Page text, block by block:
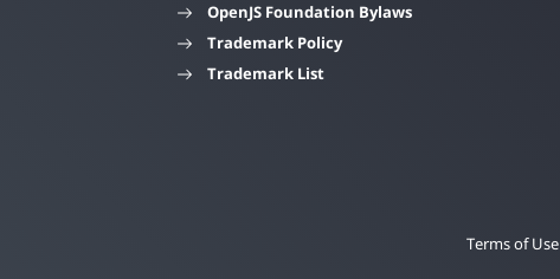
OpenJS Foundation Bylaws
Trademark Policy
Trademark List
Terms of Use